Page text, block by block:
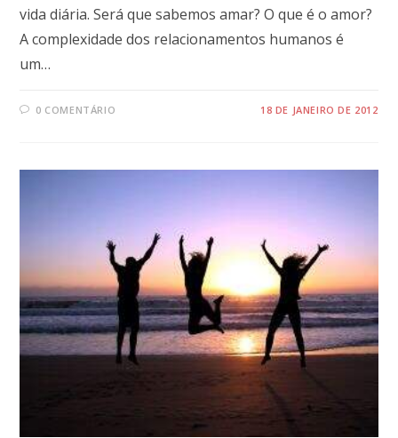
vida diária. Será que sabemos amar? O que é o amor?
A complexidade dos relacionamentos humanos é
um…
0 COMENTÁRIO 18 DE JANEIRO DE 2012